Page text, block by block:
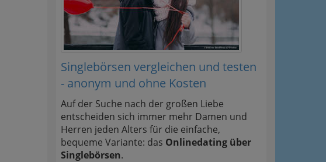
Singlebörsen vergleichen und testen
- anonym und ohne Kosten
Auf der Suche nach der großen Liebe
entscheiden sich immer mehr Damen und
Herren jeden Alters für die einfache,
bequeme Variante: das Onlinedating über
Singlebörsen.